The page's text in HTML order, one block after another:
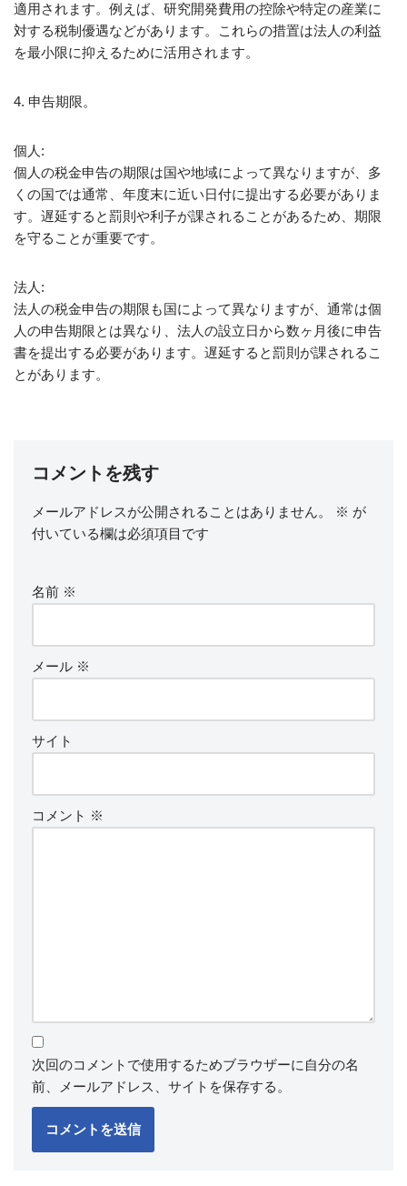
適用されます。例えば、研究開発費用の控除や特定の産業に
対する税制優遇などがあります。これらの措置は法人の利益
を最小限に抑えるために活用されます。
4. 申告期限。
個人:
個人の税金申告の期限は国や地域によって異なりますが、多
くの国では通常、年度末に近い日付に提出する必要がありま
す。遅延すると罰則や利子が課されることがあるため、期限
を守ることが重要です。
法人:
法人の税金申告の期限も国によって異なりますが、通常は個
人の申告期限とは異なり、法人の設立日から数ヶ月後に申告
書を提出する必要があります。遅延すると罰則が課されるこ
とがあります。
コメントを残す
メールアドレスが公開されることはありません。 ※ が
付いている欄は必須項目です
名前 ※
メール ※
サイト
コメント ※
次回のコメントで使用するためブラウザーに自分の名
前、メールアドレス、サイトを保存する。